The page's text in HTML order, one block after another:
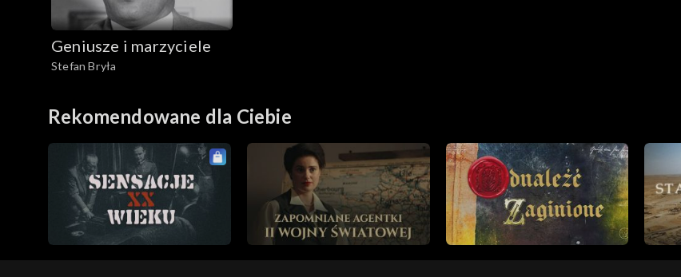
Geniusze i marzyciele
Stefan Bryła
Rekomendowane dla Ciebie